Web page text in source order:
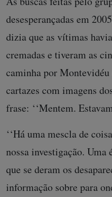
desesperançadas em
dizia que as vítimas
cremadas e tiveram as
caminha por Montevidéu
cartazes com imagens
frase: ‘‘Mentem.
‘‘Há uma mescla de
nossa investigação. Uma
que se deram os
informação sobre para